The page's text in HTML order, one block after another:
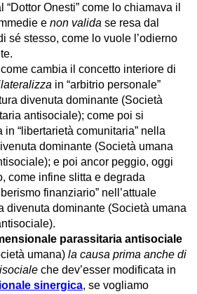
Onesti” come lo chiamava il
e non valida se resa dal
sé stesso, come lo vuole l’odierno
come cambia il concetto interiore di
in “arbitrio personale”
divenuta dominante (Società
antisociale); come poi si
“libertarietà comunitaria” nella
dominante (Società umana
e poi ancor peggio, oggi
come infine slitta e degrada
finanziario” nell’attuale
divenuta dominante (Società umana
parassitaria antisociale
umana) la causa prima anche di
che dev’esser modificata in
sinergica, se vogliamo